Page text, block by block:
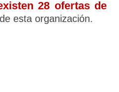
28 ofertas de
de esta organización.